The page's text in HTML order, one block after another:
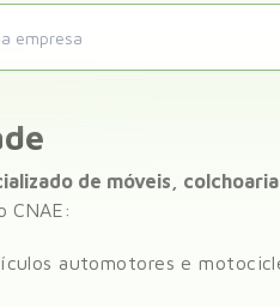
de móveis,
CNAE:
automotores e